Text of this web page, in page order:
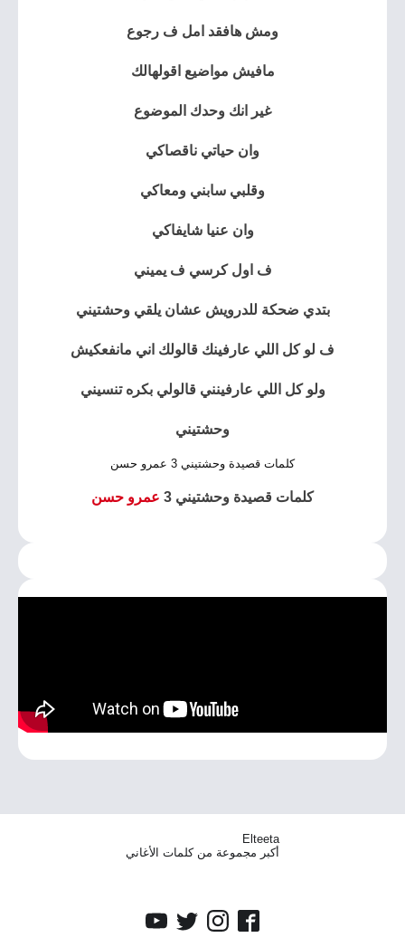
ومش هافقد امل ف رجوع
مافيش مواضيع اقولهالك
غير انك وحدك الموضوع
وان حياتي ناقصاكي
وقلبي سابني ومعاكي
وان عنيا شايفاكي
ف اول كرسي ف يميني
بتدي ضحكة للدرويش عشان يلقي وحشتيني
ف لو كل اللي عارفينك قالولك اني مانفعكيش
ولو كل اللي عارفينني قالولي بكره تنسيني
وحشتيني
كلمات قصيدة وحشتيني 3 عمرو حسن
كلمات قصيدة وحشتيني 3 عمرو حسن
Elteeta
أكبر مجموعة من كلمات الأغاني